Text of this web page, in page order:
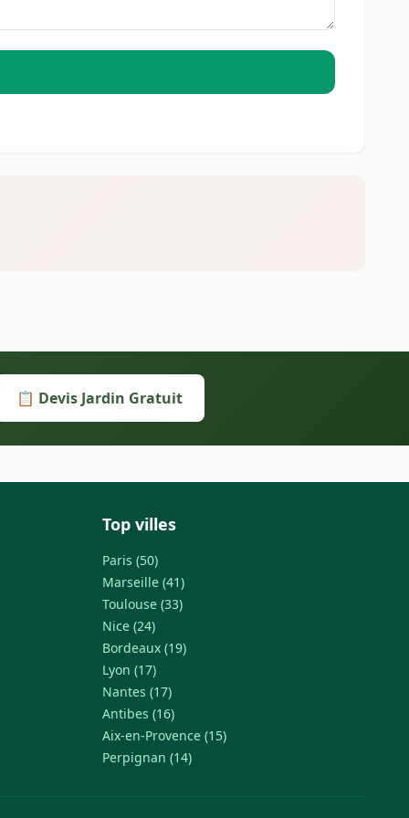
📋 Devis Jardin Gratuit
Top villes
Paris (50)
Marseille (41)
Toulouse (33)
Nice (24)
Bordeaux (19)
Lyon (17)
Nantes (17)
Antibes (16)
Aix-en-Provence (15)
Perpignan (14)